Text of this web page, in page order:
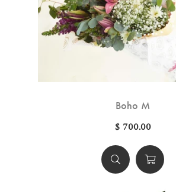
Boho M
$ 700.00